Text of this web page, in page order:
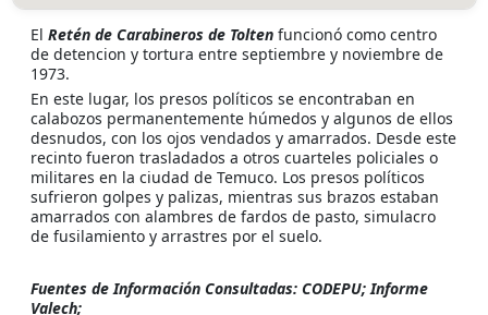
El Retén de Carabineros de Tolten funcionó como centro
de detencion y tortura entre septiembre y noviembre de
1973.
En este lugar, los presos políticos se encontraban en
calabozos permanentemente húmedos y algunos de ellos
desnudos, con los ojos vendados y amarrados. Desde este
recinto fueron trasladados a otros cuarteles policiales o
militares en la ciudad de Temuco. Los presos políticos
sufrieron golpes y palizas, mientras sus brazos estaban
amarrados con alambres de fardos de pasto, simulacro
de fusilamiento y arrastres por el suelo.
Fuentes de Información Consultadas: CODEPU; Informe
Valech;